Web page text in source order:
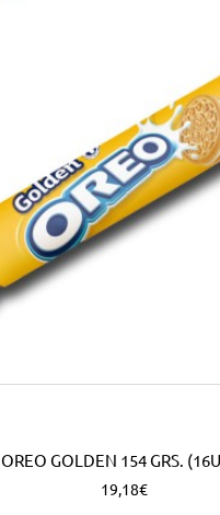
OREO GOLDEN 154 GRS.
19,18€